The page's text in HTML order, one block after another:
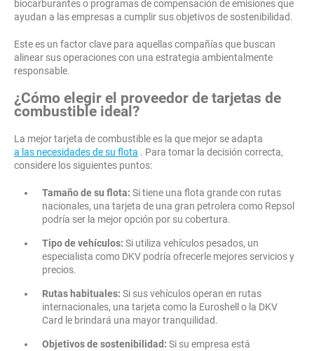
biocarburantes o programas de compensación de emisiones que
ayudan a las empresas a cumplir sus objetivos de sostenibilidad.
Este es un factor clave para aquellas compañías que buscan
alinear sus operaciones con una estrategia ambientalmente
responsable.
¿Cómo elegir el proveedor de tarjetas de
combustible ideal?
La mejor tarjeta de combustible es la que mejor se adapta
a las necesidades de su flota . Para tomar la decisión correcta,
considere los siguientes puntos:
Tamaño de su flota: Si tiene una flota grande con rutas
nacionales, una tarjeta de una gran petrolera como Repsol
podría ser la mejor opción por su cobertura.
Tipo de vehículos: Si utiliza vehículos pesados, un
especialista como DKV podría ofrecerle mejores servicios y
precios.
Rutas habituales: Si sus vehículos operan en rutas
internacionales, una tarjeta como la Euroshell o la DKV
Card le brindará una mayor tranquilidad.
Objetivos de sostenibilidad: Si su empresa está